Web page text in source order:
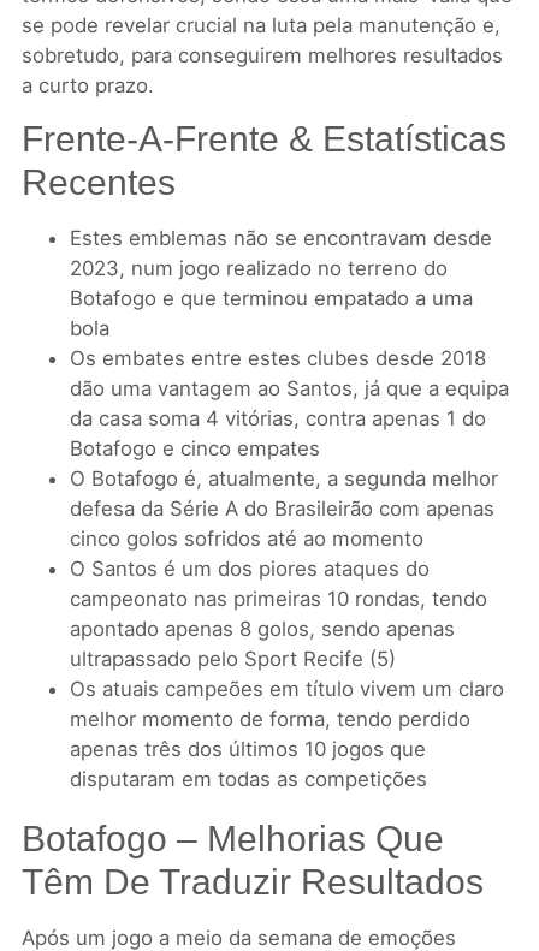
se pode revelar crucial na luta pela manutenção e,
sobretudo, para conseguirem melhores resultados
a curto prazo.
Frente-A-Frente & Estatísticas
Recentes
Estes emblemas não se encontravam desde
2023, num jogo realizado no terreno do
Botafogo e que terminou empatado a uma
bola
Os embates entre estes clubes desde 2018
dão uma vantagem ao Santos, já que a equipa
da casa soma 4 vitórias, contra apenas 1 do
Botafogo e cinco empates
O Botafogo é, atualmente, a segunda melhor
defesa da Série A do Brasileirão com apenas
cinco golos sofridos até ao momento
O Santos é um dos piores ataques do
campeonato nas primeiras 10 rondas, tendo
apontado apenas 8 golos, sendo apenas
ultrapassado pelo Sport Recife (5)
Os atuais campeões em título vivem um claro
melhor momento de forma, tendo perdido
apenas três dos últimos 10 jogos que
disputaram em todas as competições
Botafogo – Melhorias Que
Têm De Traduzir Resultados
Após um jogo a meio da semana de emoções